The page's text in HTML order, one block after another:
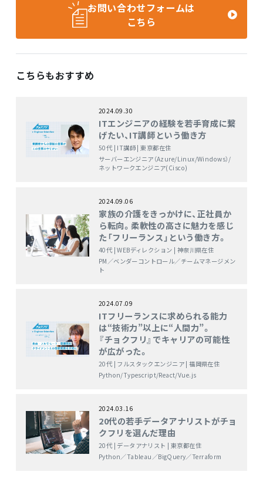
お問い合わせフォームは
こちら
こちらもおすすめ
2024.09.30
ITエンジニアの経験を若手育成に繋
げたい、IT講師という働き方
50代 | IT講師 | 東京都在住
サーバーエンジニア（Azure/Linux/Windows）/
ネットワークエンジニア(Cisco)
2024.09.06
家族の介護をきっかけに、正社員か
ら転向。柔軟性の高さに魅力を感じ
た「フリーランス」という働き方。
40代 | WEBディレクション | 神奈川県在住
PM／ベンダーコントロール／チームマネージメン
ト
2024.07.09
ITフリーランスに求められる能力
は“技術力”以上に“人間力”。
『チョクフリ』でキャリアの可能性
が広がった。
20代 | フルスタックエンジニア | 福岡県在住
Python/Typescript/React/Vue.js
2024.03.16
20代の若手データアナリストがチョ
クフリを選んだ理由
20代 | データアナリスト | 東京都在住
Python／Tableau／BigQuery／Terraform